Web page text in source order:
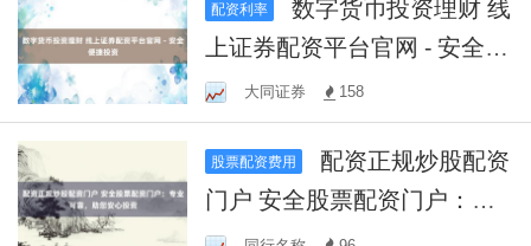
配资利率
数字货币投资理财 线
上证券配资平台官网 - 安全便
捷投资大同证券 158
股票配资费用
门户 安全股票配资门户：专
业可靠，助您安心投资